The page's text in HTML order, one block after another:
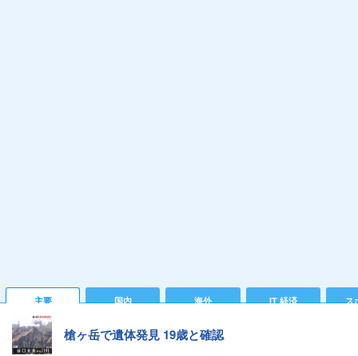
主要 国内 海外 IT 経済 ス
槍ヶ岳で遺体発見 19歳と確認